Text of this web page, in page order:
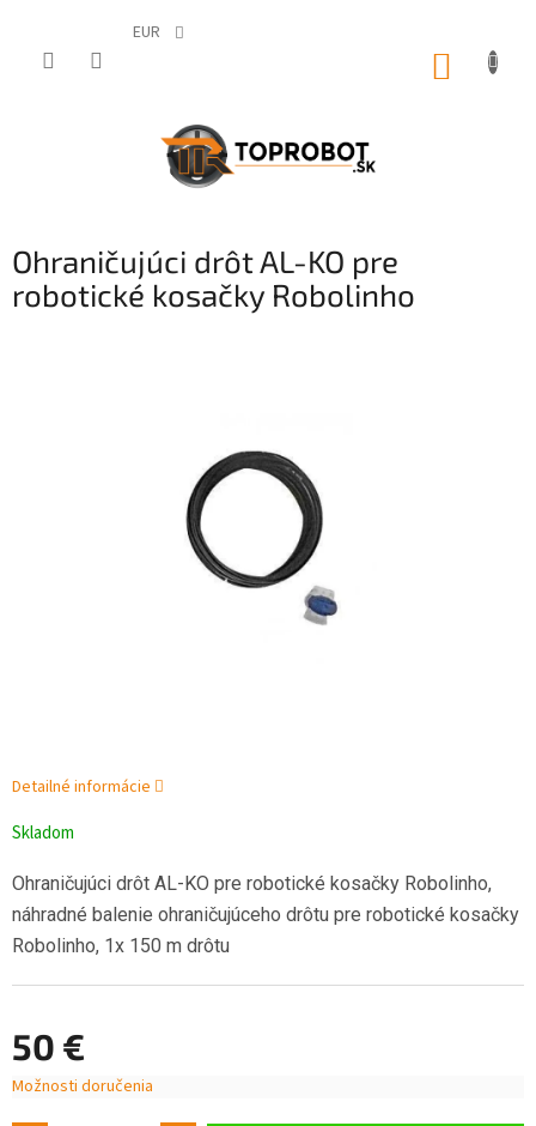
EUR
Ohraničujúci drôt AL-KO pre
robotické kosačky Robolinho
50 €
Jednotková
Skladom
Možnosti doručenia
Ohraničujúci drôt AL-KO pre robotické kosačky Robolinho,
náhradné balenie ohraničujúceho drôtu pre robotické kosačky
Robolinho, 1x 150 m drôtu
Detailné informácie